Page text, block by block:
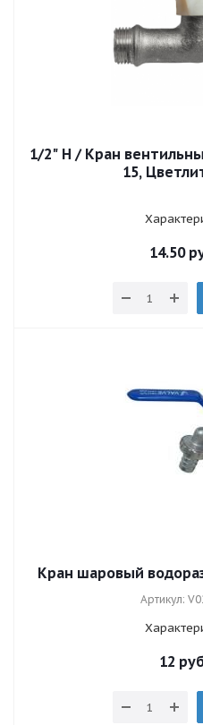
1/2" Н / Кран
15,
14.50
Кран шаровый
Артикул:
12